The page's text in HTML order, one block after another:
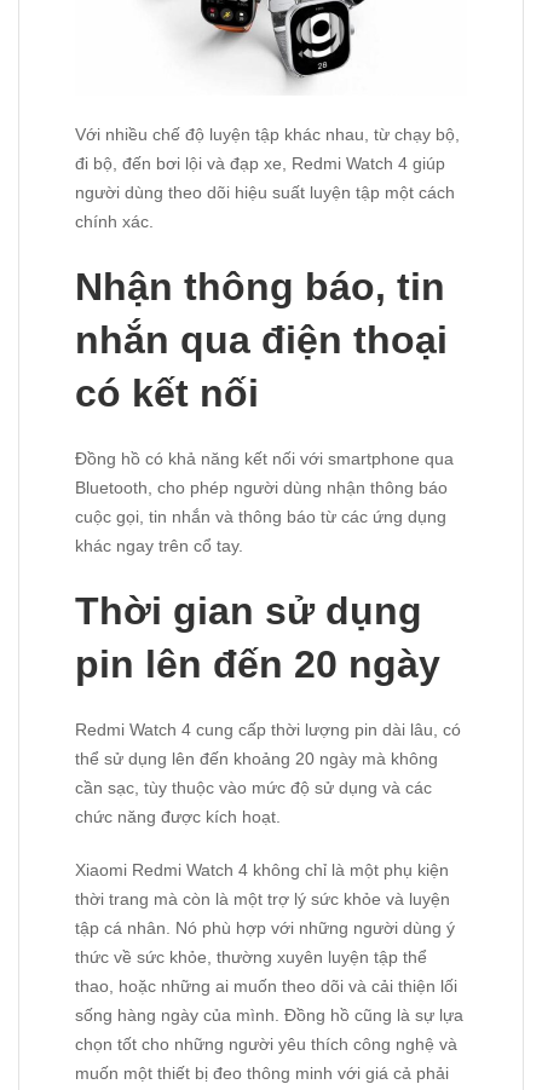
Với nhiều chế độ luyện tập khác nhau, từ chạy bộ,
đi bộ, đến bơi lội và đạp xe, Redmi Watch 4 giúp
người dùng theo dõi hiệu suất luyện tập một cách
chính xác.
Nhận thông báo, tin
nhắn qua điện thoại
có kết nối
Đồng hồ có khả năng kết nối với smartphone qua
Bluetooth, cho phép người dùng nhận thông báo
cuộc gọi, tin nhắn và thông báo từ các ứng dụng
khác ngay trên cổ tay.
Thời gian sử dụng
pin lên đến 20 ngày
Redmi Watch 4 cung cấp thời lượng pin dài lâu, có
thể sử dụng lên đến khoảng 20 ngày mà không
cần sạc, tùy thuộc vào mức độ sử dụng và các
chức năng được kích hoạt.
Xiaomi Redmi Watch 4 không chỉ là một phụ kiện
thời trang mà còn là một trợ lý sức khỏe và luyện
tập cá nhân. Nó phù hợp với những người dùng ý
thức về sức khỏe, thường xuyên luyện tập thể
thao, hoặc những ai muốn theo dõi và cải thiện lối
sống hàng ngày của mình. Đồng hồ cũng là sự lựa
chọn tốt cho những người yêu thích công nghệ và
muốn một thiết bị đeo thông minh với giá cả phải